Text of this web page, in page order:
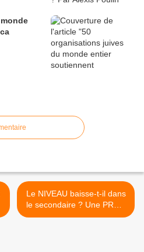
Le NIVEAU baisse-t-il dans
le secondaire ? Une PROF
remplaçante témoigne >